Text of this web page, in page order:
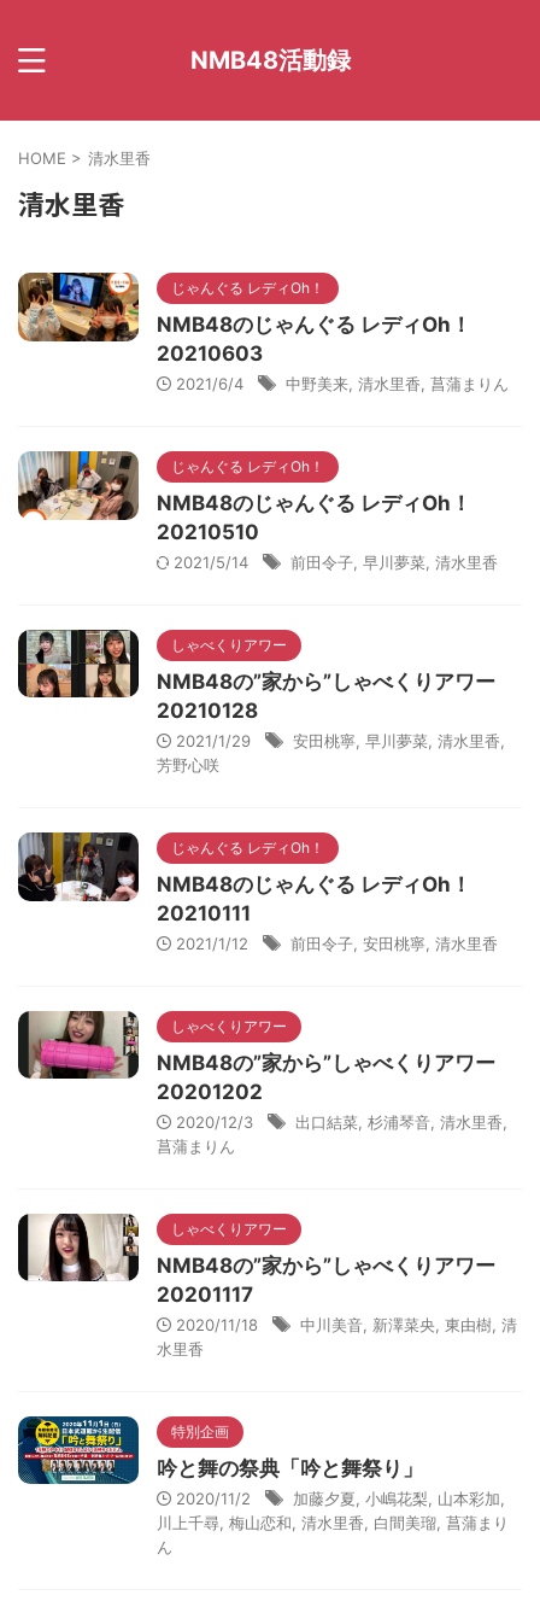
NMB48活動録
HOME > 清水里香
清水里香
じゃんぐる レディOh！
NMB48のじゃんぐる レディOh！
20210603
2021/6/4 中野美来 清水里香 菖蒲まりん
じゃんぐる レディOh！
NMB48のじゃんぐる レディOh！
20210510
2021/5/14 前田令子 早川夢菜 清水里香
しゃべくりアワー
NMB48の”家から”しゃべくりアワー
20210128
2021/1/29 安田桃寧 早川夢菜 清水里香
芳野心咲
じゃんぐる レディOh！
NMB48のじゃんぐる レディOh！
20210111
2021/1/12 前田令子 安田桃寧 清水里香
しゃべくりアワー
NMB48の”家から”しゃべくりアワー
20201202
2020/12/3 出口結菜 杉浦琴音 清水里香
菖蒲まりん
しゃべくりアワー
NMB48の”家から”しゃべくりアワー
20201117
2020/11/18 中川美音 新澤菜央 東由樹 清
水里香
特別企画
吟と舞の祭典「吟と舞祭り」
2020/11/2 加藤夕夏 小嶋花梨 山本彩加
川上千尋 梅山恋和 清水里香 白間美瑠 菖蒲まり
ん